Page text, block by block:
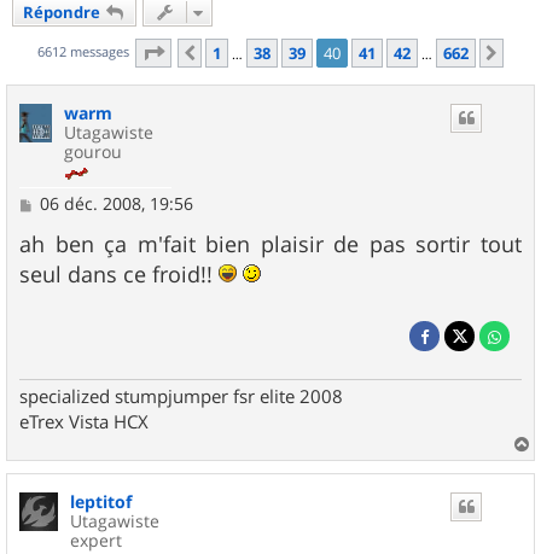
Répondre
6612 messages Page 40 sur662
Précédent
1 … 38 39 40 41 42 … 662
warm
Utagawiste
gourou
M
s
s
a
06 déc. 2008, 19:56
ah ben ça m'fait bien plaisir de pas sortir tout
seul dans ce froid!!
specialized stumpjumper fsr elite 2008
eTrex Vista HCX
a
leptitof
Utagawiste
expert